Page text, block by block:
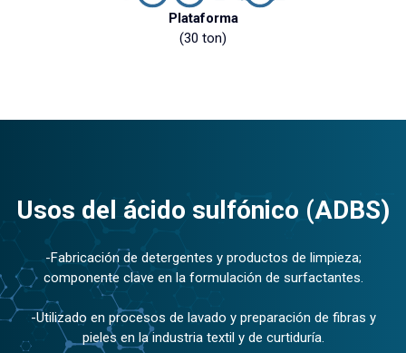
Plataforma
(30 ton)
Usos del ácido sulfónico (ADBS)
-Fabricación de detergentes y productos de limpieza;
componente clave en la formulación de surfactantes.
-Utilizado en procesos de lavado y preparación de fibras y
pieles en la industria textil y de curtiduría.